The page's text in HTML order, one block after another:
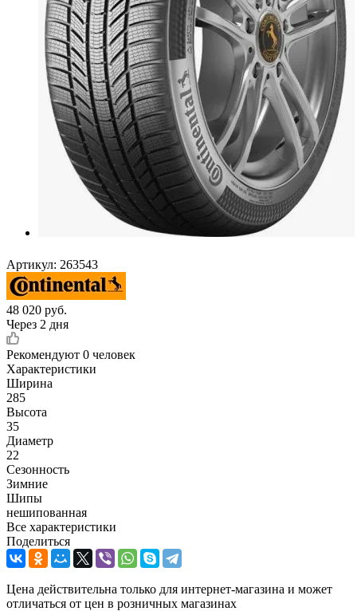
Артикул: 263543
48 020 руб.
Через 2 дня
Рекомендуют 0 человек
Характеристики
Ширина
285
Высота
35
Диаметр
22
Сезонность
Зимние
Шипы
нешипованная
Все характеристики
Поделиться
Цена действительна только для интернет-магазина и может
отличаться от цен в розничных магазинах